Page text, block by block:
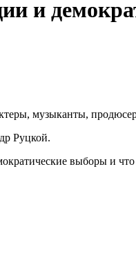
и
музыканты,
Руцкой.
выборы и